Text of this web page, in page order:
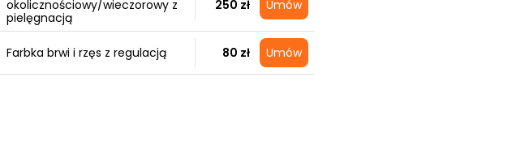
okolicznościowy/wieczorowy z
pielęgnacją
250 zł Umów
Farbka brwi i rzęs z regulacją 80 zł Umów